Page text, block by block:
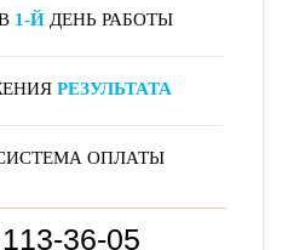
1-Й ДЕНЬ РАБОТЫ
РЕЗУЛЬТАТА
ОПЛАТЫ
36-05